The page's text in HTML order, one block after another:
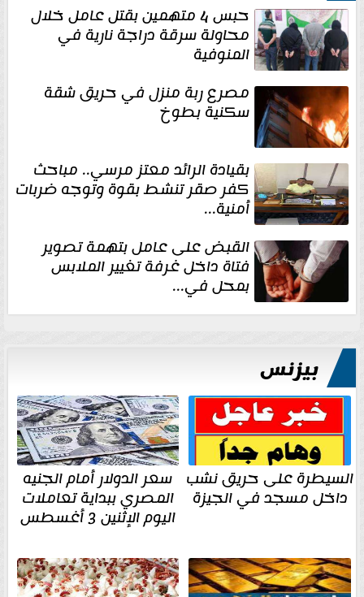
حبس 4 متهمين بقتل عامل خلال
محاولة سرقة دراجة نارية في
المنوفية
مصرع ربة منزل في حريق شقة
سكنية بطوخ
بقيادة الرائد معتز مرسي.. مباحث
كفر صقر تنشط بقوة وتوجه ضربات
أمنية...
القبض على عامل بتهمة تصوير
فتاة داخل غرفة تغيير الملابس
بمحل في...
بيزنس
السيطرة على حريق نشب
داخل مسجد في الجيزة
سعر الدولار أمام الجنيه
المصري ببداية تعاملات
اليوم الإثنين 3 أغسطس